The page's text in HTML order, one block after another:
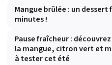
Mangue brûlée : un
minutes !
Pause fraîcheur :
la mangue, citron vert et
à tester cet été